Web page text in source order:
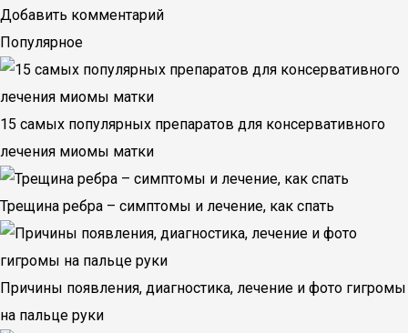
Добавить комментарий
Популярное
15 самых популярных препаратов для консервативного
лечения миомы матки
Трещина ребра – симптомы и лечение, как спать
Причины появления, диагностика, лечение и фото гигромы
на пальце руки